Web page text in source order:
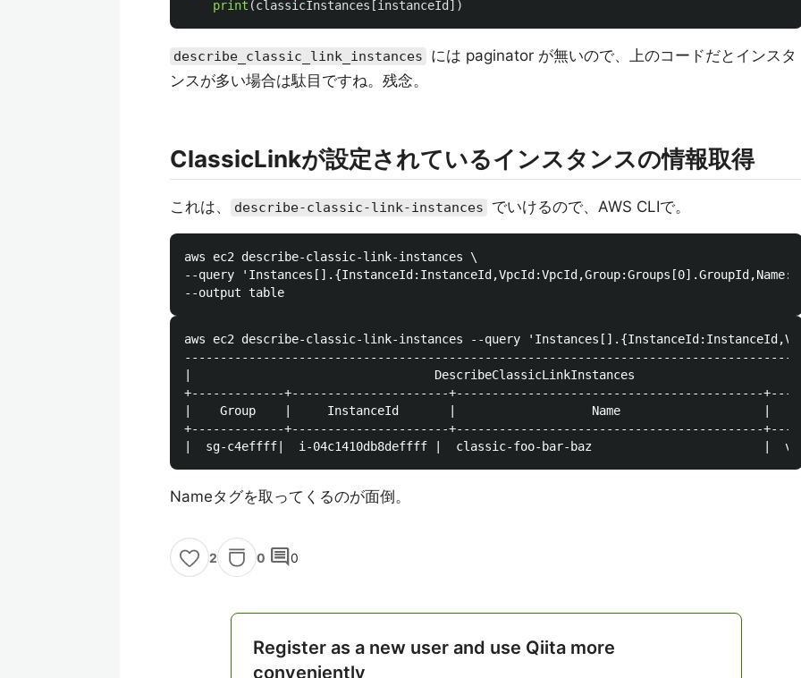
print (classicInstances [instanceId ])
describe_classic_link_instances
には paginator が無いので、上のコードだとインスタ
ンスが多い場合は駄目ですね。残念。
ClassicLinkが設定されているインスタンスの情報取得
これは、 describe-classic-link-instances でいけるので、AWS CLIで。
aws ec2 describe-classic-link-instances \
--query
aws ec2 describe-classic-link-instances --query
|                                  DescribeClassicLinkInstances
+-------------+----------------------+-------------------------------------------
|    Group    |     InstanceId       |                   Name                    |
+-------------+----------------------+-------------------------------------------
Nameタグを取ってくるのが面倒。
2 0 comment0
Register as a new user and use Qiita more
conveniently